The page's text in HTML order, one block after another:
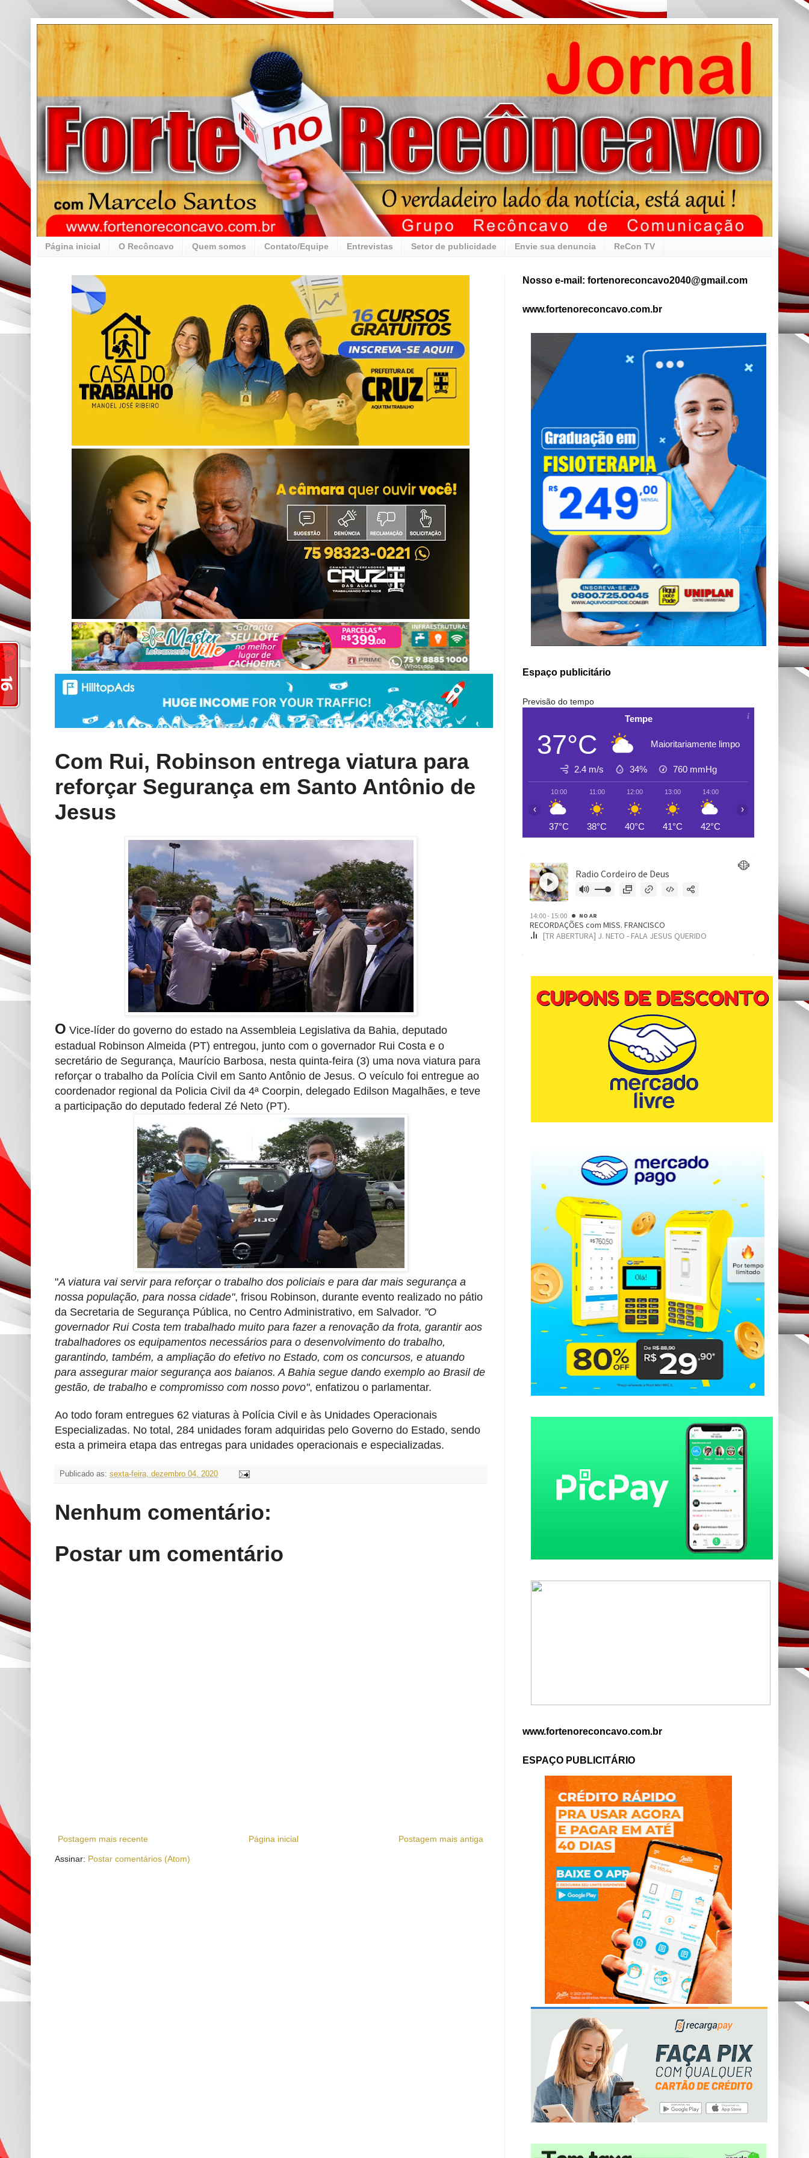
Página inicial O Recôncavo Quem somos Contato/Equipe Entrevistas Setor de publicidade Envie sua denuncia ReCon TV
Com Rui, Robinson entrega viatura para
reforçar Segurança em Santo Antônio de
Jesus
O Vice-líder do governo do estado na Assembleia Legislativa da Bahia, deputado
estadual Robinson Almeida (PT) entregou, junto com o governador Rui Costa e o
secretário de Segurança, Maurício Barbosa, nesta quinta-feira (3) uma nova viatura para
reforçar o trabalho da Polícia Civil em Santo Antônio de Jesus. O veículo foi entregue ao
coordenador regional da Policia Civil da 4ª Coorpin, delegado Edilson Magalhães, e teve
a participação do deputado federal Zé Neto (PT).
"A viatura vai servir para reforçar o trabalho dos policiais e para dar mais segurança a
nossa população, para nossa cidade", frisou Robinson, durante evento realizado no pátio
da Secretaria de Segurança Pública, no Centro Administrativo, em Salvador. "O
governador Rui Costa tem trabalhado muito para fazer a renovação da frota, garantir aos
trabalhadores os equipamentos necessários para o desenvolvimento do trabalho,
garantindo, também, a ampliação do efetivo no Estado, com os concursos, e atuando
para assegurar maior segurança aos baianos. A Bahia segue dando exemplo ao Brasil de
gestão, de trabalho e compromisso com nosso povo", enfatizou o parlamentar.
Ao todo foram entregues 62 viaturas à Polícia Civil e às Unidades Operacionais
Especializadas. No total, 284 unidades foram adquiridas pelo Governo do Estado, sendo
esta a primeira etapa das entregas para unidades operacionais e especializadas.
Publicado as: sexta-feira, dezembro 04, 2020
Nenhum comentário:
Postar um comentário
Postagem mais recente Postagem mais antiga
Página inicial
Assinar: Postar comentários (Atom)
Nosso e-mail: fortenoreconcavo2040@gmail.com
www.fortenoreconcavo.com.br
Espaço publicitário
Previsão do tempo
Tempe
37°C Maioritariamente limpo
2.4 m/s 34% 760 mmHg
10:00
37°C
11:00
38°C
12:00
40°C
13:00
41°C
14:00
42°C
‹ ›
www.fortenoreconcavo.com.br
ESPAÇO PUBLICITÁRIO